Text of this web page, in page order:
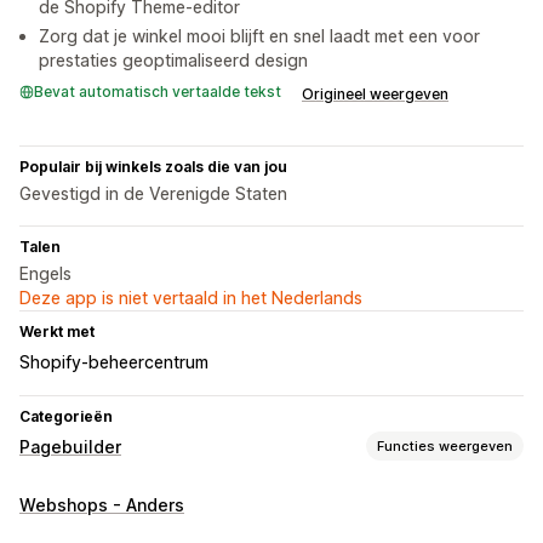
de Shopify Theme-editor
Zorg dat je winkel mooi blijft en snel laadt met een voor
prestaties geoptimaliseerd design
Bevat automatisch vertaalde tekst Origineel weergeven
Populair bij winkels zoals die van jou
Gevestigd in de Verenigde Staten
Talen
Engels
Deze app is niet vertaald in het Nederlands
Werkt met
Shopify-beheercentrum
Categorieën
Pagebuilder Functies weergeven
Soorten pagina's
Webshops - Anders